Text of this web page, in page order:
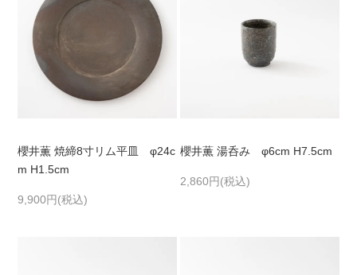
櫻井薫 焼締8寸リム平皿 φ24c
m H1.5cm
9,900円(税込)
櫻井薫 湯呑み φ6cm H7.5cm
2,860円(税込)